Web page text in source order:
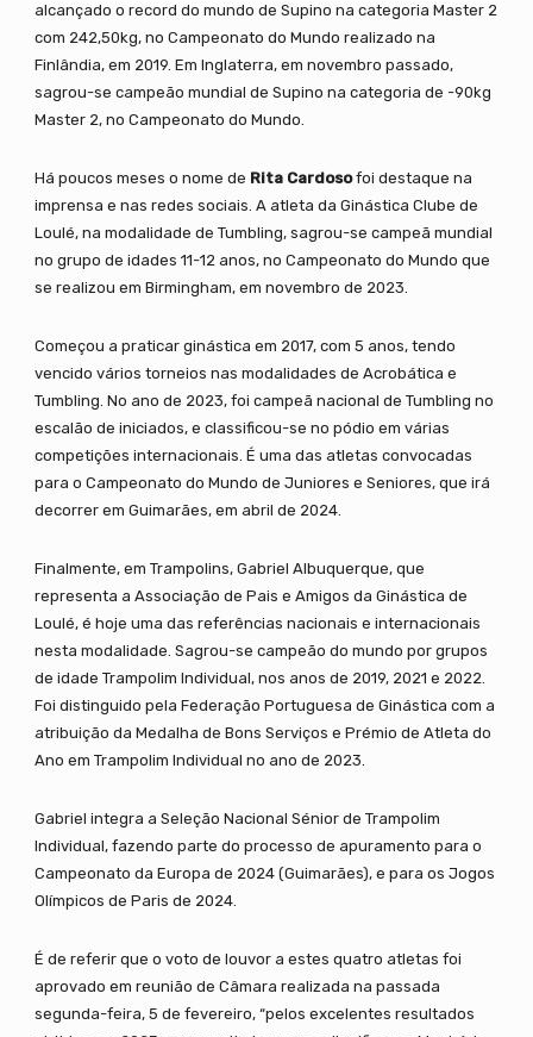
alcançado o record do mundo de Supino na categoria Master 2
com 242,50kg, no Campeonato do Mundo realizado na
Finlândia, em 2019. Em Inglaterra, em novembro passado,
sagrou-se campeão mundial de Supino na categoria de -90kg
Master 2, no Campeonato do Mundo.
Há poucos meses o nome de Rita Cardosofoi destaque na
imprensa e nas redes sociais. A atleta da Ginástica Clube de
Loulé, na modalidade de Tumbling, sagrou-se campeã mundial
no grupo de idades 11-12 anos, no Campeonato do Mundo que
se realizou em Birmingham, em novembro de 2023.
Começou a praticar ginástica em 2017, com 5 anos, tendo
vencido vários torneios nas modalidades de Acrobática e
Tumbling. No ano de 2023, foi campeã nacional de Tumbling no
escalão de iniciados, e classificou-se no pódio em várias
competições internacionais. É uma das atletas convocadas
para o Campeonato do Mundo de Juniores e Seniores, que irá
decorrer em Guimarães, em abril de 2024.
Finalmente, em Trampolins, Gabriel Albuquerque, que
representa a Associação de Pais e Amigos da Ginástica de
Loulé, é hoje uma das referências nacionais e internacionais
nesta modalidade. Sagrou-se campeão do mundo por grupos
de idade Trampolim Individual, nos anos de 2019, 2021 e 2022.
Foi distinguido pela Federação Portuguesa de Ginástica com a
atribuição da Medalha de Bons Serviços e Prémio de Atleta do
Ano em Trampolim Individual no ano de 2023.
Gabriel integra a Seleção Nacional Sénior de Trampolim
Individual, fazendo parte do processo de apuramento para o
Campeonato da Europa de 2024 (Guimarães), e para os Jogos
Olímpicos de Paris de 2024.
É de referir que o voto de louvor a estes quatro atletas foi
aprovado em reunião de Câmara realizada na passada
segunda-feira, 5 de fevereiro, “pelos excelentes resultados